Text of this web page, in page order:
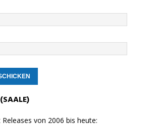
von 2006 bis heute: